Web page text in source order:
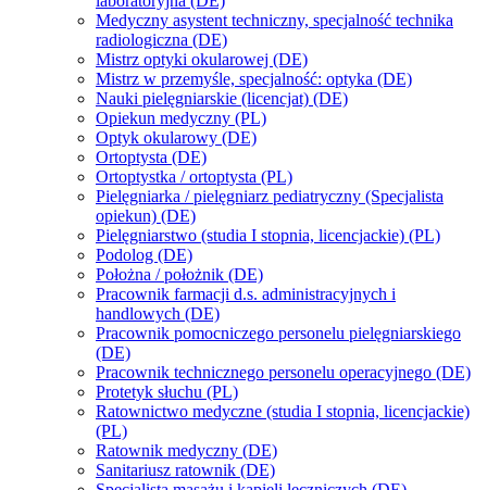
Medyczny asystent techniczny, specjalność technika
radiologiczna (DE)
Mistrz optyki okularowej (DE)
Mistrz w przemyśle, specjalność: optyka (DE)
Nauki pielęgniarskie (licencjat) (DE)
Opiekun medyczny (PL)
Optyk okularowy (DE)
Ortoptysta (DE)
Ortoptystka / ortoptysta (PL)
Pielęgniarka / pielęgniarz pediatryczny (Specjalista
opiekun) (DE)
Pielęgniarstwo (studia I stopnia, licencjackie) (PL)
Podolog (DE)
Położna / położnik (DE)
Pracownik farmacji d.s. administracyjnych i
handlowych (DE)
Pracownik pomocniczego personelu pielęgniarskiego
(DE)
Pracownik technicznego personelu operacyjnego (DE)
Protetyk słuchu (PL)
Ratownictwo medyczne (studia I stopnia, licencjackie)
(PL)
Ratownik medyczny (DE)
Sanitariusz ratownik (DE)